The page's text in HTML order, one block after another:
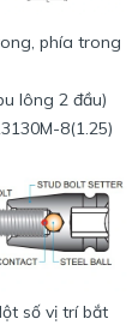
phía trong
lông 2 đầu)
8(1.25)
số vị trí bắt